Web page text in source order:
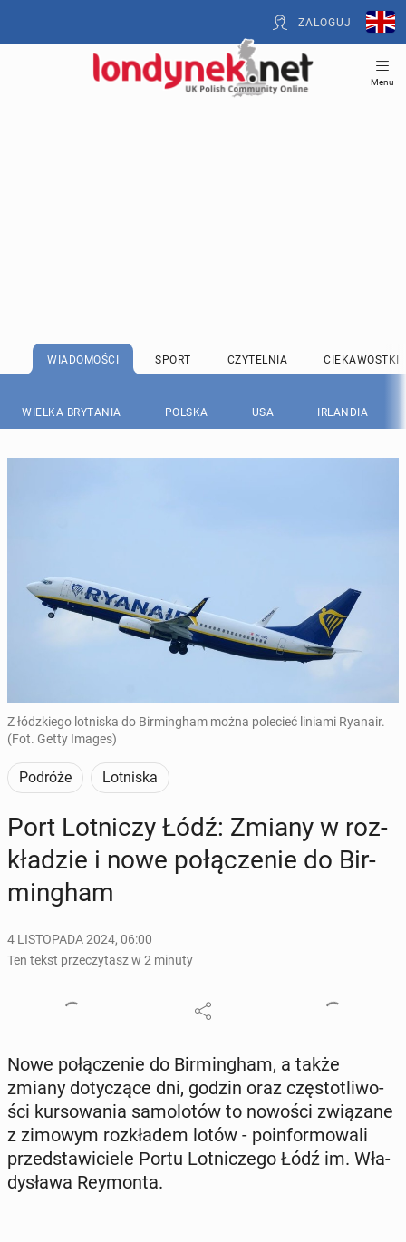
ZALOGUJ
Menu
WIADOMOŚCI SPORT CZYTELNIA CIEKAWOSTKI
WIELKA BRYTANIA POLSKA USA IRLANDIA
Z łódzkiego lotniska do Birmingham można polecieć liniami Ryanair.
(Fot. Getty Images)
Podróże Lotniska
Port Lot­ni­czy Łódź: Zmiany w roz­
kła­dzie i nowe po­łą­cze­nie do Bir­
ming­ham
4 LISTOPADA 2024, 06:00
Ten tekst przeczytasz w 2 minuty
Nowe po­łą­cze­nie do Bir­ming­ham, a także
zmiany do­ty­czą­ce dni, godzin oraz czę­sto­tli­wo­
ści kur­so­wa­nia sa­mo­lo­tów to nowości zwią­za­ne
z zimowym roz­kła­dem lotów - po­in­for­mo­wa­li
przed­sta­wi­cie­le Portu Lot­ni­cze­go Łódź im. Wła­
dy­sła­wa Rey­mon­ta.